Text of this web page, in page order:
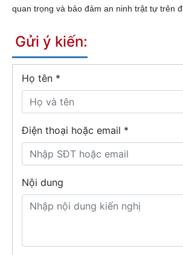
quan trọng và bảo đảm an ninh trật tự trên
Gửi ý kiến:
Họ tên *
Điện thoại hoặc email *
Nội dung